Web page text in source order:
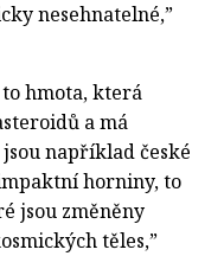
nesehnatelné,”
hmota, která
a má
například české
horniny, to
jsou změněny
těles,”